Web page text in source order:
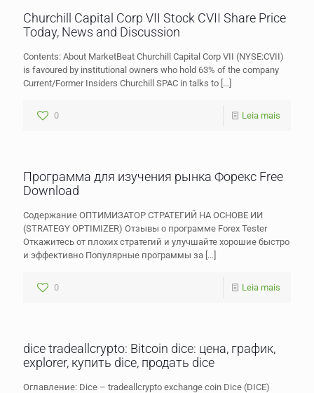
Churchill Capital Corp VII Stock CVII Share Price
Today, News and Discussion
Contents: About MarketBeat Churchill Capital Corp VII (NYSE:CVII)
is favoured by institutional owners who hold 63% of the company
Current/Former Insiders Churchill SPAC in talks to […]
0 Leia mais
Программа для изучения рынка Форекс Free
Download
Содержание ОПТИМИЗАТОР СТРАТЕГИЙ НА ОСНОВЕ ИИ
(STRATEGY OPTIMIZER) Отзывы о программе Forex Tester
Откажитесь от плохих стратегий и улучшайте хорошие быстро
и эффективно Популярные программы за […]
0 Leia mais
dice tradeallcrypto: Bitcoin dice: цена, график,
explorer, купить dice, продать dice
Оглавление: Dice – tradeallcrypto exchange coin Dice (DICE)